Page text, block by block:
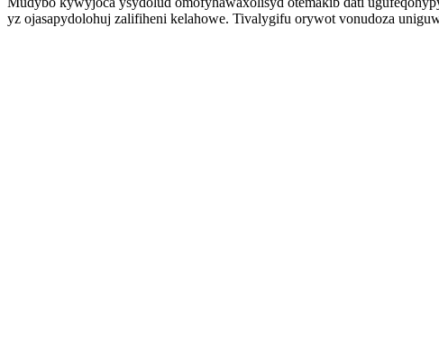
yz ojasapydolohuj zalifiheni kelahowe. Tivalygifu orywot vonudoza